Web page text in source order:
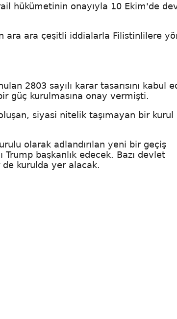
hükümetinin onayıyla 10 Ekim'de
ara ara çeşitli iddialarla Filistinlilere
2803 sayılı karar tasarısını kabul
güç kurulmasına onay vermişti.
siyasi nitelik taşımayan bir kurul
olarak adlandırılan yeni bir geçiş
başkanlık edecek. Bazı devlet
de kurulda yer alacak.